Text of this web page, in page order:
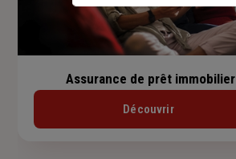
Assurance de prêt immobilier
Découvrir